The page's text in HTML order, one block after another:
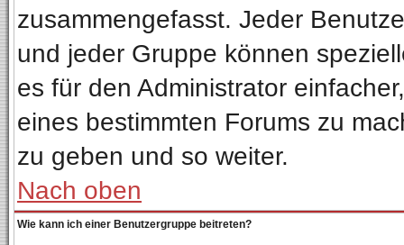
zusammengefasst. Jeder
und jeder Gruppe können
es für den Administrator
eines bestimmten Forums zu
zu geben und so weiter.
Nach oben
Wie kann ich einer Benutzergruppe beitreten?